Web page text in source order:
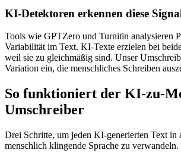
KI-Detektoren erkennen diese
Tools wie GPTZero und Turnitin analysieren
Variabilität im Text. KI-Texte erzielen bei
weil sie zu gleichmäßig sind. Unser
Variation ein, die menschliches Schreiben
So funktioniert der KI-zu-
Umschreiber
Drei Schritte, um jeden KI-generierten Text in
menschlich klingende Sprache zu verwandeln.